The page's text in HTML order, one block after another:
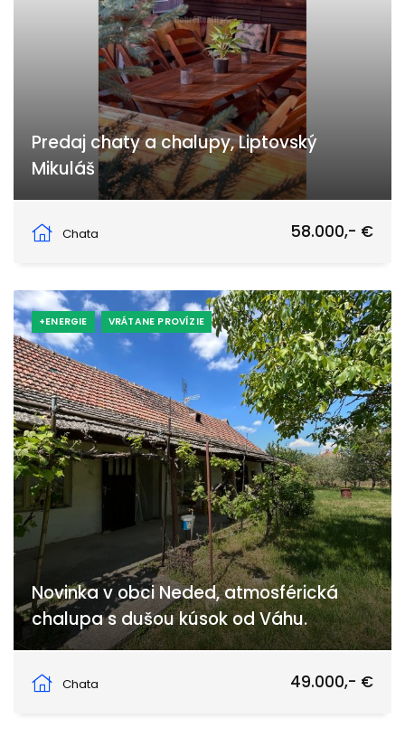
Predaj chaty a chalupy, Liptovský
Mikuláš
Chata
58.000,- €
+ENERGIE VRÁTANE PROVÍZIE
Novinka v obci Neded, atmosférická
chalupa s dušou kúsok od Váhu.
Chata
49.000,- €